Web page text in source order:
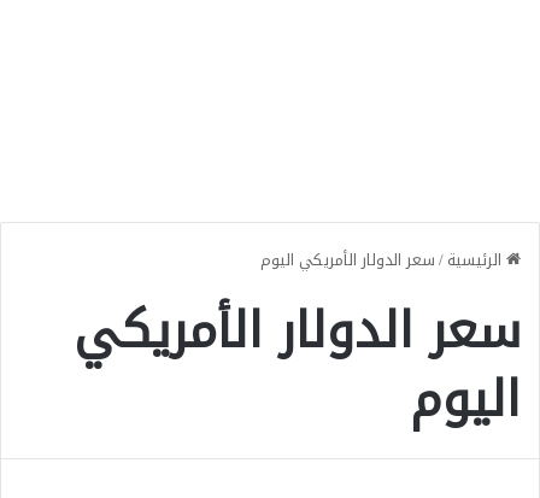
الرئيسية/سعر الدولار الأمريكي اليوم
سعر الدولار الأمريكي
اليوم